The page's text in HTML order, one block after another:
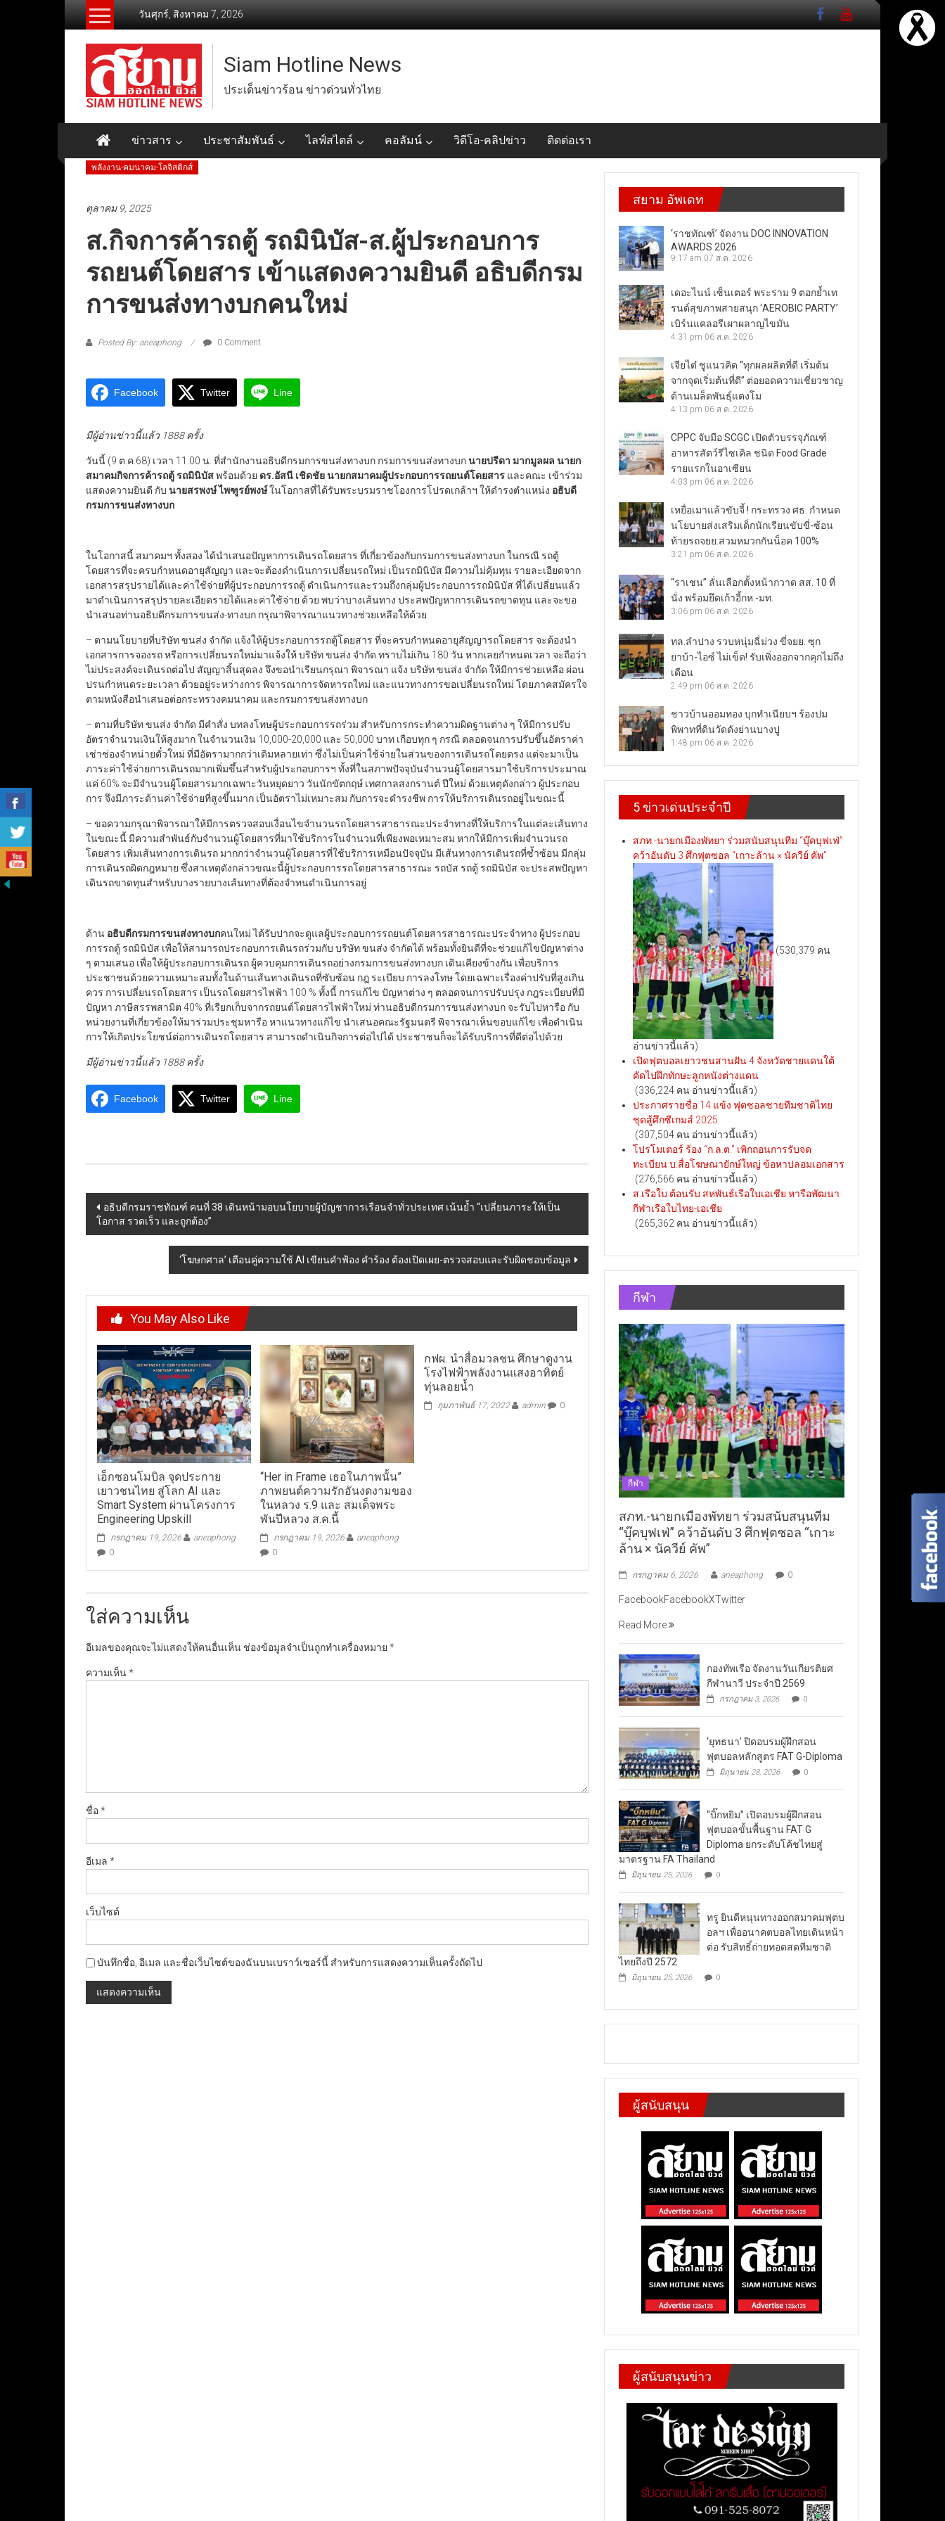
วันศุกร์, สิงหาคม 7, 2026
Siam Hotline News
ประเด็นข่าวร้อน ข่าวด่วนทั่วไทย
ข่าวสาร ประชาสัมพันธ์ ไลฟ์สไตล์ คอลัมน์ วิดีโอ-คลิปข่าว ติดต่อเรา
พลังงาน-คมนาคม-โลจิสติกส์
ตุลาคม 9, 2025
ส.กิจการค้ารถตู้ รถมินิบัส-ส.ผู้ประกอบการ
รถยนต์โดยสาร เข้าแสดงความยินดี อธิบดีกรม
การขนส่งทางบกคนใหม่
Posted By: aneaphong 0 Comment
Facebook Twitter Line
มีผู้อ่านข่าวนี้แล้ว 1888 ครั้ง
วันนี้ (9 ต.ค.68) เวลา 11.00 น. ที่สำนักงานอธิบดีกรมการขนส่งทางบก กรมการขนส่งทางบกนายปรีดา มากมูลผล นายก
สมาคมกิจการค้ารถตู้ รถมินิบัสพร้อมด้วย ดร.อัสนี เชิดชัย นายกสมาคมผู้ประกอบการรถยนต์โดยสาร และคณะ เข้าร่วม
แสดงความยินดี กับ นายสรพงษ์ ไพฑูรย์พงษ์ในโอกาสที่ได้รับพระบรมราชโองการโปรดเกล้าฯ ให้ดำรงตำแหน่ง อธิบดี
กรมการขนส่งทางบก
ในโอกาสนี้ สมาคมฯ ทั้งสอง ได้นำเสนอปัญหาการเดินรถโดยสาร ที่เกี่ยวข้องกับกรมการขนส่งทางบก ในกรณี รถตู้
โดยสารที่จะครบกำหนดอายุสัญญา และจะต้องดำเนินการเปลี่ยนรถใหม่ เป็นรถมินิบัส มีความไม่คุ้มทุน รายละเอียดจาก
เอกสารสรุปรายได้และค่าใช้จ่ายที่ผู้ประกอบการรถตู้ ดำเนินการและรวมถึงกลุ่มผู้ประกอบการรถมินิบัส ที่ได้เปลี่ยนแล้ว
มาดำเนินการสรุปรายละเอียดรายได้และค่าใช้จ่าย ด้วย พบว่าบางเส้นทาง ประสพปัญหาการเดินรถขาดทุน และจะขอ
นำเสนอท่านอธิบดีกรมการขนส่ง-ทางบก กรุณาพิจารณาแนวทางช่วยเหลือให้ด้วย
– ตามนโยบายที่บริษัท ขนส่ง จำกัด แจ้งให้ผู้ประกอบการรถตู้โดยสาร ที่จะครบกำหนดอายุสัญญารถโดยสาร จะต้องนำ
เอกสารการจองรถ หรือการเปลี่ยนรถใหม่มาแจ้งให้ บริษัท ขนส่ง จำกัด ทราบไม่เกิน 180 วัน หากเลยกำหนดเวลา จะถือว่า
ไม่ประสงค์จะเดินรถต่อไป สัญญาสิ้นสุดลง จึงขอนำเรียนกรุณา พิจารณา แจ้ง บริษัท ขนส่ง จำกัด ให้มีการช่วยเหลือ ผ่อน
ปรนกำหนดระยะเวลา ด้วยอยู่ระหว่างการ พิจารณาการจัดหารถใหม่ และแนวทางการขอเปลี่ยนรถใหม่ โดยภาคสมัครใจ
ตามหนังสือนำเสนอต่อกระทรวงคมนาคม และกรมการขนส่งทางบก
– ตามที่บริษัท ขนส่ง จำกัด มีคำสั่ง บทลงโทษผู้ประกอบการรถร่วม สำหรับการกระทำความผิดฐานต่าง ๆ ให้มีการปรับ
อัตราจำนวนเงินให้สูงมาก ในจำนวนเงิน 10,000-20,000 และ 50,000 บาท เกือบทุก ๆ กรณี ตลอดจนการปรับขึ้นอัตราค่า
เช่าช่องจำหน่ายตั๋วใหม่ ที่มีอัตรามากกว่าเดิมหลายเท่า ซึ่งไม่เป็นค่าใช้จ่ายในส่วนของการเดินรถโดยตรง แต่จะมาเป็น
ภาระค่าใช้จ่ายการเดินรถมากเพิ่มขึ้นสำหรับผู้ประกอบการฯ ทั้งที่ในสภาพปัจจุบันจำนวนผู้โดยสารมาใช้บริการประมาณ
แค่ 60% จะมีจำนวนผู้โดยสารมากเฉพาะวันหยุดยาว วันนักขัตกฤษ์ เทศกาลสงกรานต์ ปีใหม่ ด้วยเหตุดังกล่าว ผู้ประกอบ
การ จึงมีภาระด้านค่าใช้จ่ายที่สูงขึ้นมาก เป็นอัตราไม่เหมาะสม กับการจะดำรงชีพ การให้บริการเดินรถอยู่ในขณะนี้
– ขอความกรุณาพิจารณาให้มีการตรวจสอบเงื่อนไขจำนวนรถโดยสารสาธารณะประจำทางที่ให้บริการในแต่ละเส้นทาง
ในขณะนี้ มีความสำพันธ์กับจำนวนผู้โดยสารที่มาใช้บริการในจำนวนที่เพียงพอเหมาะสม หากให้มีการเพิ่มจำนวนรถ
โดยสาร เพิ่มเส้นทางการเดินรถ มากกว่าจำนวนผู้โดยสารที่ใช้บริการเหมือนปัจจุบัน มีเส้นทางการเดินรถที่ซ้ำซ้อน มีกลุ่ม
การเดินรถผิดกฎหมาย ซึ่งสาเหตุดังกล่าวขณะนี้ผู้ประกอบการรถโดยสารสาธารณะ รถบัส รถตู้ รถมินิบัส จะประสพปัญหา
เดินรถขาดทุนสำหรับบางรายบางเส้นทางที่ต้องจำทนดำเนินการอยู่
ด้าน อธิบดีกรมการขนส่งทางบกคนใหม่ ได้รับปากจะดูแลผู้ประกอบการรถยนต์โดยสารสาธารณะประจำทาง ผู้ประกอบ
การรถตู้ รถมินิบัส เพื่อให้สามารถประกอบการเดินรถร่วมกับ บริษัท ขนส่ง จำกัดได้ พร้อมทั้งยินดีที่จะช่วยแก้ไขปัญหาต่าง
ๆ ตามเสนอ เพื่อให้ผู้ประกอบการเดินรถ ผู้ควบคุมการเดินรถอย่างกรมการขนส่งทางบก เดินเคียงข้างกัน เพื่อบริการ
ประชาชนด้วยความเหมาะสมทั้งในด้านเส้นทางเดินรถที่ซับซ้อน กฎ ระเบียบ การลงโทษ โดยเฉพาะเรื่องค่าปรับที่สูงเกิน
ควร การเปลี่ยนรถโดยสาร เป็นรถโดยสารไฟฟ้า 100 % ทั้งนี้ การแก้ไข ปัญหาต่าง ๆ ตลอดจนการปรับปรุง กฎระเบียบที่มี
ปัญหา ภาษีสรรพสามิต 40% ที่เรียกเก็บจากรถยนต์โดยสารไฟฟ้าใหม่ ท่านอธิบดีกรมการขนส่งทางบก จะรับไปหารือ กับ
หน่วยงานที่เกี่ยวข้องให้มาร่วมประชุมหารือ หาแนวทางแก้ไข นำเสนอคณะรัฐมนตรี พิจารณาเห็นขอบแก้ไข เพื่อดำเนิน
การให้เกิดประโยชน์ต่อการเดินรถโดยสาร สามารถดำเนินกิจการต่อไปได้ ประชาชนก็จะได้รับบริการที่ดีต่อไปด้วย
มีผู้อ่านข่าวนี้แล้ว 1888 ครั้ง
Facebook Twitter Line
Post
navigation
อธิบดีกรมราชทัณฑ์ คนที่ 38 เดินหน้ามอบนโยบายผู้บัญชาการเรือนจำทั่วประเทศ เน้นย้ำ “เปลี่ยนภาระให้เป็น
โอกาส รวดเร็ว และถูกต้อง”
‘โฆษกศาล’ เตือนคู่ความใช้ AI เขียนคำฟ้อง คำร้อง ต้องเปิดเผย-ตรวจสอบและรับผิดชอบข้อมูล
You May Also Like
เอ็กซอนโมบิล จุดประกาย
เยาวชนไทย สู่โลก AI และ
Smart System ผ่านโครงการ
Engineering Upskill
กรกฎาคม 19, 2026
aneaphong
0
“Her in Frame เธอในภาพนั้น”
ภาพยนต์ความรักอันงดงามของ
ในหลวง ร.9 และ สมเด็จพระ
พันปีหลวง ส.ค.นี้
กรกฎาคม 19, 2026
aneaphong
0
กฟผ. นำสื่อมวลชน ศึกษาดูงาน
โรงไฟฟ้าพลังงานแสงอาทิตย์
ทุ่นลอยน้ำ
กุมภาพันธ์ 17, 2022 admin 0
ใส่ความเห็น
อีเมลของคุณจะไม่แสดงให้คนอื่นเห็น ช่องข้อมูลจำเป็นถูกทำเครื่องหมาย *
ความเห็น*
ชื่อ*
อีเมล *
เว็บไซต์
บันทึกชื่อ, อีเมล และชื่อเว็บไซต์ของฉันบนเบราว์เซอร์นี้ สำหรับการแสดงความเห็นครั้งถัดไป
สยาม อัพเดท
‘ราชทัณฑ์’ จัดงาน DOC INNOVATION
AWARDS 2026
9:17 am 07 ส.ค. 2026
เดอะไนน์ เซ็นเตอร์ พระราม 9 ตอกย้ำเท
รนด์สุขภาพสายสนุก ‘AEROBIC PARTY’
เบิร์นแคลอรีเผาผลาญไขมัน
4:31 pm 06 ส.ค. 2026
เจียไต๋ ชูแนวคิด “ทุกผลผลิตที่ดี เริ่มต้น
จากจุดเริ่มต้นที่ดี” ต่อยอดความเชี่ยวชาญ
ด้านเมล็ดพันธุ์แตงโม
4:13 pm 06 ส.ค. 2026
CPPC จับมือ SCGC เปิดตัวบรรจุภัณฑ์
อาหารสัตว์รีไซเคิล ชนิด Food Grade
รายแรกในอาเซียน
4:03 pm 06 ส.ค. 2026
เหยื่อเมาแล้วขับจี้ ! กระทรวง ศธ. กำหนด
นโยบายส่งเสริมเด็กนักเรียนขับขี่-ซ้อน
ท้ายรถจยย.สวมหมวกกันน็อค 100%
3:21 pm 06 ส.ค. 2026
“ราเชน” ลั่นเลือกตั้งหน้ากวาด สส. 10 ที่
นั่ง พร้อมยึดเก้าอี้กห.-มท.
3:06 pm 06 ส.ค. 2026
ทล.ลำปาง รวบหนุ่มฉี่ม่วง ขี่จยย. ซุก
ยาบ้า-ไอซ์ ไม่เข็ด! รับเพิ่งออกจากคุกไม่ถึง
เดือน
2:49 pm 06 ส.ค. 2026
ชาวบ้านออมทอง บุกทำเนียบฯ ร้องปม
พิพาทที่ดินวัดดังย่านบางปู
1:48 pm 06 ส.ค. 2026
5 ข่าวเด่นประจำปี
สภท.-นายกเมืองพัทยา ร่วมสนับสนุนทีม “บุ๊คบุฟเฟ่”
คว้าอันดับ 3 ศึกฟุตซอล “เกาะล้าน × นัควีย์ คัพ”
(530,379 คน
อ่านข่าวนี้แล้ว)
เปิดฟุตบอลเยาวชนสานฝัน 4 จังหวัดชายแดนใต้
คัดไปฝึกทักษะลูกหนังต่างแดน
(336,224 คน อ่านข่าวนี้แล้ว)
ประกาศรายชื่อ 14 แข้ง ฟุตซอลชายทีมชาติไทย
ชุดสู้ศึกซีเกมส์ 2025
(307,504 คน อ่านข่าวนี้แล้ว)
โปรโมเตอร์ ร้อง “ก.ล.ต.” เพิกถอนการรับจด
ทะเบียน บ.สื่อโฆษณายักษ์ใหญ่ ข้อหาปลอมเอกสาร
(276,566 คน อ่านข่าวนี้แล้ว)
ส.เรือใบ ต้อนรับ สหพันธ์เรือใบเอเชีย หารือพัฒนา
กีฬาเรือใบไทย-เอเชีย
(265,362 คน อ่านข่าวนี้แล้ว)
กีฬา
กีฬา
สภท.-นายกเมืองพัทยา ร่วมสนับสนุนทีม
“บุ๊คบุฟเฟ่” คว้าอันดับ 3 ศึกฟุตซอล “เกาะ
ล้าน × นัควีย์ คัพ”
กรกฎาคม 6, 2026 aneaphong 0
FacebookFacebookXTwitter
Read More
กองทัพเรือ จัดงานวันเกียรติยศ
กีฬานาวี ประจำปี 2569
กรกฎาคม 3, 2026 0
‘ยุทธนา’ ปิดอบรมผู้ฝึกสอน
ฟุตบอลหลักสูตร FAT G-Diploma
มิถุนายน 28, 2026 0
“บิ๊กหยิม” เปิดอบรมผู้ฝึกสอน
ฟุตบอลขั้นพื้นฐาน FAT G
Diploma ยกระดับโค้ชไทยสู่
มาตรฐาน FA Thailand
มิถุนายน 25, 2026 0
ทรู ยินดีหนุนทางออกสมาคมฟุตบ
อลฯ เพื่ออนาคตบอลไทยเดินหน้า
ต่อ รับสิทธิ์ถ่ายทอดสดทีมชาติ
ไทยถึงปี 2572
มิถุนายน 25, 2026 0
ผู้สนับสนุน
ผู้สนับสนุนข่าว